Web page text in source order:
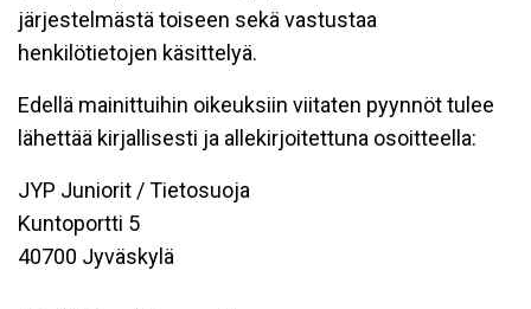
järjestelmästä toiseen sekä vastustaa
henkilötietojen käsittelyä.
Edellä mainittuihin oikeuksiin viitaten pyynnöt tulee
lähettää kirjallisesti ja allekirjoitettuna osoitteella:
JYP Juniorit / Tietosuoja
Kuntoportti 5
40700 Jyväskylä